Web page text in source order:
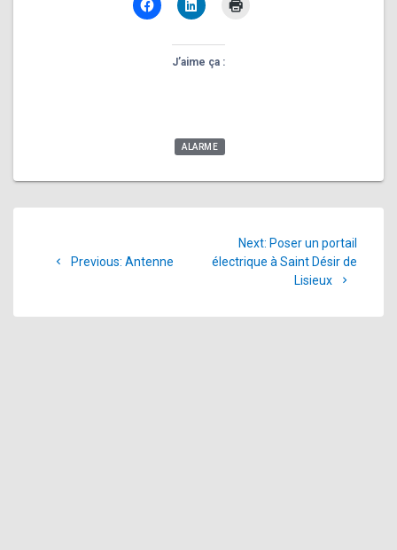
J’aime ça :
ALARME
Previous: Previous
Antenne
Next: Next
post:
Poser un portail
électrique à Saint Désir de
Lisieux